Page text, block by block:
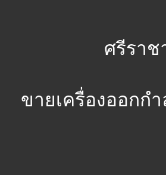
ศรีราช
ขายเครื่องออกก